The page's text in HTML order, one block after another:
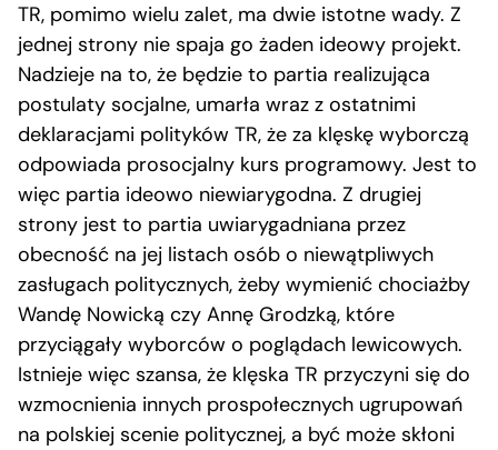
TR, pomimo wielu zalet, ma dwie istotne wady. Z
jednej strony nie spaja go żaden ideowy projekt.
Nadzieje na to, że będzie to partia realizująca
postulaty socjalne, umarła wraz z ostatnimi
deklaracjami polityków TR, że za klęskę wyborczą
odpowiada prosocjalny kurs programowy. Jest to
więc partia ideowo niewiarygodna. Z drugiej
strony jest to partia uwiarygadniana przez
obecność na jej listach osób o niewątpliwych
zasługach politycznych, żeby wymienić chociażby
Wandę Nowicką czy Annę Grodzką, które
przyciągały wyborców o poglądach lewicowych.
Istnieje więc szansa, że klęska TR przyczyni się do
wzmocnienia innych prospołecznych ugrupowań
na polskiej scenie politycznej, a być może skłoni